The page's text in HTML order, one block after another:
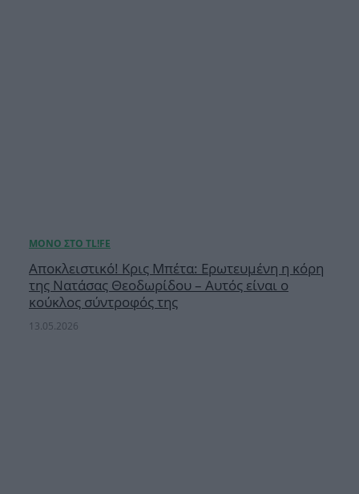
Αποκλειστικό! Κρις Μπέτα: Ερωτευμένη η κόρη
της Νατάσας Θεοδωρίδου – Αυτός είναι ο
κούκλος σύντροφός της
13.05.2026